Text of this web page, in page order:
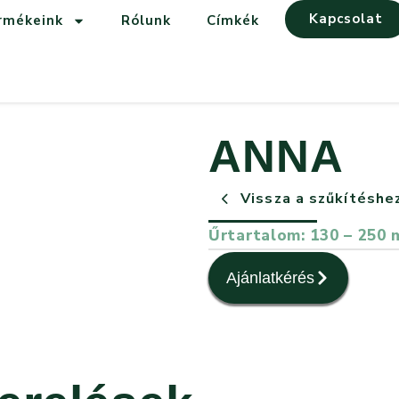
Rólunk Címkék Kapcsolat
ANNA
Vissza a
Űrtartalom: 130 – 250
Ajánlatkérés